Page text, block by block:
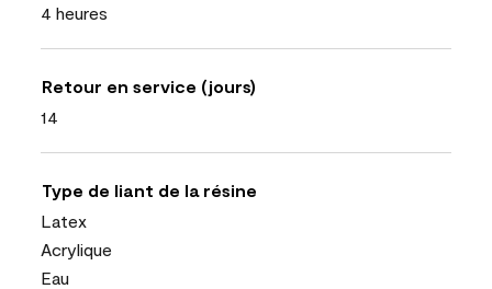
4 heures
Retour en service (jours)
14
Type de liant de la résine
Latex
Acrylique
Eau